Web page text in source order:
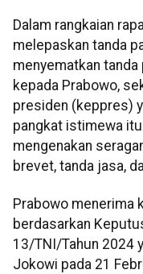
Dalam rangkaian
melepaskan tanda
menyematkan
kepada Prabowo,
presiden (keppres)
pangkat istimewa
mengenakan
brevet, tanda jasa,
Prabowo menerima
berdasarkan
13/TNI/Tahun 2024
Jokowi pada 21